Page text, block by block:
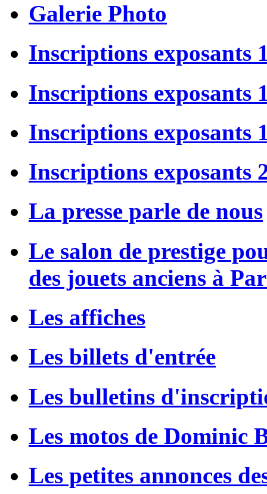
Galerie Photo
Inscriptions exposants
Inscriptions exposants
Inscriptions exposants
Inscriptions exposants
La presse parle de nous
Le salon de prestige
des jouets anciens à
Les affiches
Les billets d'entrée
Les bulletins
Les motos de Dominic
Les petites annonces